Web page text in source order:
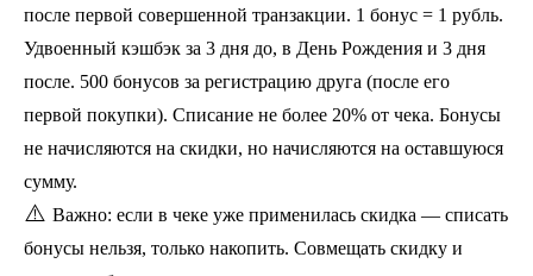
после первой совершенной транзакции. 1 бонус = 1 рубль.
Удвоенный кэшбэк за 3 дня до, в День Рождения и 3 дня
после. 500 бонусов за регистрацию друга (после его
первой покупки). Списание не более 20% от чека. Бонусы
не начисляются на скидки, но начисляются на оставшуюся
сумму.
⚠️ Важно: если в чеке уже применилась скидка — списать
бонусы нельзя, только накопить. Совмещать скидку и